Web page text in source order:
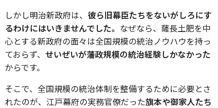
しかし明治新政府は、 彼ら旧幕臣たちをないがしろにす
るわけにはいきませんでした。 なぜなら、薩長土肥を中
心とする新政府の面々は全国規模の統治ノウハウを持っ
ておらず、 せいぜいが藩政規模の統治経験しかなかった
からです。
そこで、全国規模の統治体制を整備するために必要とさ
れたのが、江戸幕府の実務官僚だった旗本や御家人たち